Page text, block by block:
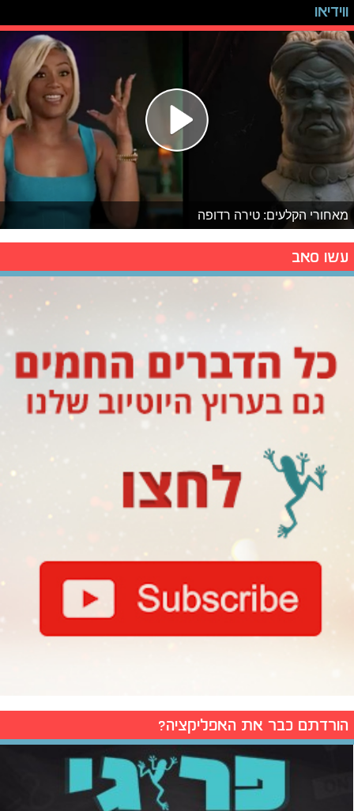
ווידיאו
מאחורי הקלעים: טירה רדופה
עשו סאב
הורדתם כבר את האפליקציה?